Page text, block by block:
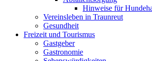
Hinweise für
Vereinsleben in Traunreut
Gesundheit
Freizeit und Tourismus
Gastgeber
Gastronomie